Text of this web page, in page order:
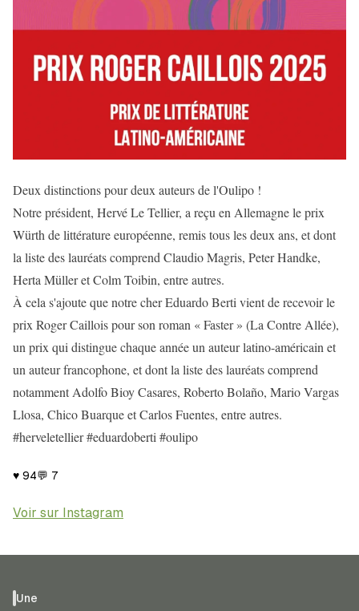
Deux distinctions pour deux auteurs de l'Oulipo !
Notre président, Hervé Le Tellier, a reçu en Allemagne le prix
Würth de littérature européenne, remis tous les deux ans, et dont
la liste des lauréats comprend Claudio Magris, Peter Handke,
Herta Müller et Colm Toibin, entre autres.
À cela s'ajoute que notre cher Eduardo Berti vient de recevoir le
prix Roger Caillois pour son roman « Faster » (La Contre Allée),
un prix qui distingue chaque année un auteur latino-américain et
un auteur francophone, et dont la liste des lauréats comprend
notamment Adolfo Bioy Casares, Roberto Bolaño, Mario Vargas
Llosa, Chico Buarque et Carlos Fuentes, entre autres.
#herveletellier #eduardoberti #oulipo
♥ 94💬 7
Voir sur Instagram
Une